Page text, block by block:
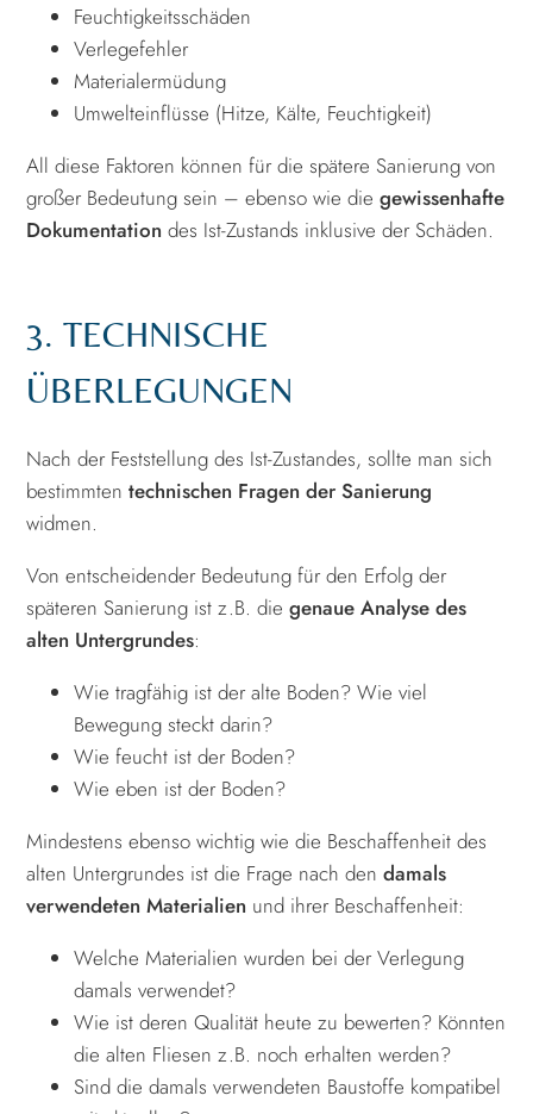
Feuchtigkeitsschäden
Verlegefehler
Materialermüdung
Umwelteinflüsse (Hitze, Kälte, Feuchtigkeit)
All diese Faktoren können für die spätere Sanierung von
großer Bedeutung sein – ebenso wie diegewissenhafte
Dokumentation des Ist-Zustands inklusive der Schäden.
3. TECHNISCHE
ÜBERLEGUNGEN
Nach der Feststellung des Ist-Zustandes, sollte man sich
bestimmtentechnischen Fragen der Sanierung
widmen.
Von entscheidender Bedeutung für den Erfolg der
späteren Sanierung ist z.B. diegenaue Analyse des
alten Untergrundes:
Wie tragfähig ist der alte Boden? Wie viel
Bewegung steckt darin?
Wie feucht ist der Boden?
Wie eben ist der Boden?
Mindestens ebenso wichtig wie die Beschaffenheit des
alten Untergrundes ist die Frage nach dendamals
verwendeten Materialien und ihrer Beschaffenheit:
Welche Materialien wurden bei der Verlegung
damals verwendet?
Wie ist deren Qualität heute zu bewerten? Könnten
die alten Fliesen z.B. noch erhalten werden?
Sind die damals verwendeten Baustoffe kompatibel